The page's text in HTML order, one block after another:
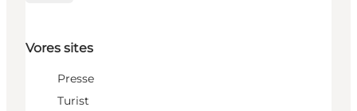
Vores sites
Presse
Turist